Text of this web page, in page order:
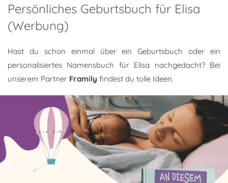
Persönliches Geburtsbuch für Elisa
(Werbung)
Hast du schon einmal über ein Geburtsbuch oder ein
personalisiertes Namensbuch für Elisa nachgedacht? Bei
unserem Partner Framily findest du tolle Ideen.